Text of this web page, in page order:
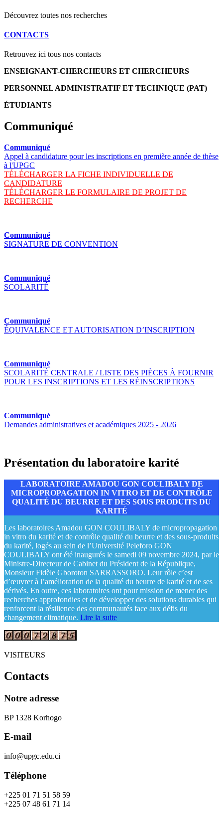
Découvrez toutes nos recherches
CONTACTS
Retrouvez ici tous nos contacts
ENSEIGNANT-CHERCHEURS ET CHERCHEURS
PERSONNEL ADMINISTRATIF ET TECHNIQUE (PAT)
ÉTUDIANTS
Communiqué
Communiqué
Appel à candidature pour les inscriptions en première année de thèse
à l'UPGC
TÉLÉCHARGER LA FICHE INDIVIDUELLE DE
CANDIDATURE
TÉLÉCHARGER LE FORMULAIRE DE PROJET DE
RECHERCHE
Communiqué
SIGNATURE DE CONVENTION
Communiqué
SCOLARITÉ
Communiqué
ÉQUIVALENCE ET AUTORISATION D’INSCRIPTION
Communiqué
SCOLARITÉ CENTRALE / LISTE DES PIÈCES À FOURNIR
POUR LES INSCRIPTIONS ET LES RÉINSCRIPTIONS
Communiqué
Demandes administratives et académiques 2025 - 2026
Présentation du laboratoire karité
LABORATOIRE AMADOU GON COULIBALY DE
MICROPROPAGATION IN VITRO ET DE CONTRÔLE
QUALITÉ DU BEURRE ET DES SOUS PRODUITS DU
KARITÉ
Les laboratoires Amadou GON COULIBALY de micropropagation
in vitro du karité et de contrôle qualité du beurre et des sous-produits
du karité, logés au sein de l’Université Peleforo GON
COULIBALY ont été inaugurés le samedi 09 novembre 2024, par le
Ministre-Directeur de Cabinet du Président de la République,
Monsieur Fidèle Gboroton SARRASSORO. Leur rôle c’est
d’œuvrer à l’amélioration de la qualité du beurre de karité et de ses
dérivés. En outre, ces laboratoires ont pour mission de mener des
recherches approfondies et de développer des solutions durables qui
renforcent la résilience des communautés face aux défis du
changement climatique. Lire la suite
VISITEURS
Contacts
Notre adresse
BP 1328 Korhogo
E-mail
info@upgc.edu.ci
Téléphone
+225 01 71 51 58 59
+225 07 48 61 71 14